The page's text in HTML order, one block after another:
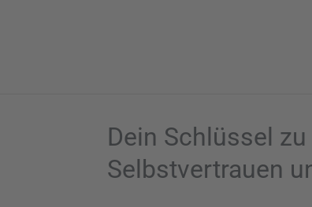
Dein Schlüssel
Selbstvertrauen